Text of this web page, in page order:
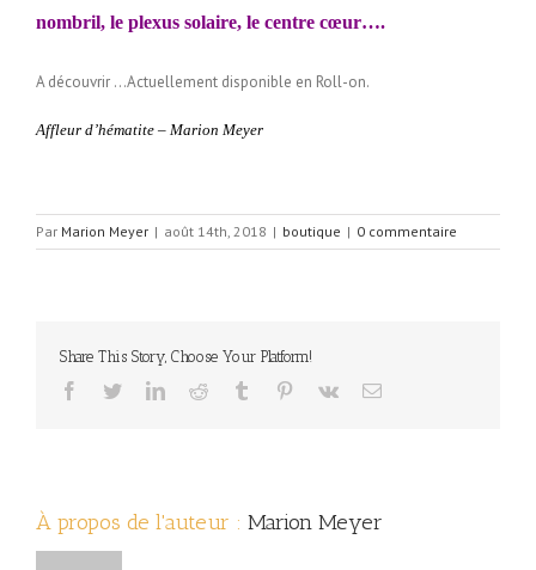
nombril, le plexus solaire, le centre cœur….
A découvrir …Actuellement disponible en Roll-on.
Affleur d’hématite – Marion Meyer
Par Marion Meyer | août 14th, 2018 | boutique | 0 commentaire
Share This Story, Choose Your Platform!
facebooktwitterlinkedinreddit tumblr pinterest
vk Email
À propos de l'auteur : Marion Meyer